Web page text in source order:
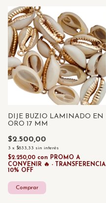
DIJE BUZIO LAMINADO EN
ORO 17 MM
$2.500,00
3 x $833,33 sin interés
$2.250,00 con PROMO A
CONVENIR 🔥 - TRANSFERENCIA
10% OFF